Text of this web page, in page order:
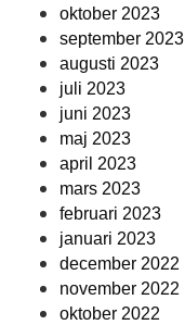
oktober 2023
september 2023
augusti 2023
juli 2023
juni 2023
maj 2023
april 2023
mars 2023
februari 2023
januari 2023
december 2022
november 2022
oktober 2022